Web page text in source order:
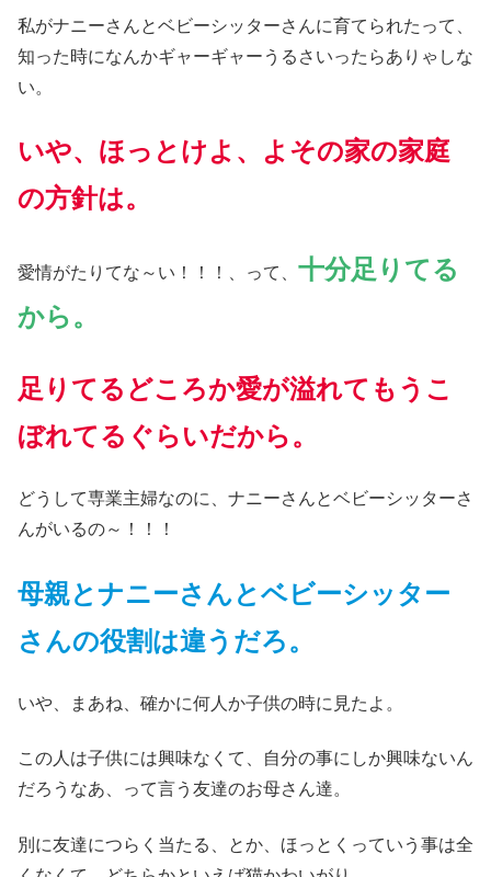
私がナニーさんとベビーシッターさんに育てられたって、
知った時になんかギャーギャーうるさいったらありゃしな
い。
いや、ほっとけよ、よその家の家庭
の方針は。
愛情がたりてな～い！！！、って、 十分足りてる
から。
足りてるどころか愛が溢れてもうこ
ぼれてるぐらいだから。
どうして専業主婦なのに、ナニーさんとベビーシッターさ
んがいるの～！！！
母親とナニーさんとベビーシッター
さんの役割は違うだろ。
いや、まあね、確かに何人か子供の時に見たよ。
この人は子供には興味なくて、自分の事にしか興味ないん
だろうなあ、って言う友達のお母さん達。
別に友達につらく当たる、とか、ほっとくっていう事は全